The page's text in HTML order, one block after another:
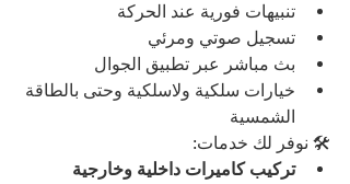
تنبيهات فورية عند الحركة
تسجيل صوتي ومرئي
بث مباشر عبر تطبيق الجوال
خيارات سلكية ولاسلكية وحتى بالطاقة
الشمسية
🛠️ نوفر لك خدمات:
تركيب كاميرات داخلية وخارجية